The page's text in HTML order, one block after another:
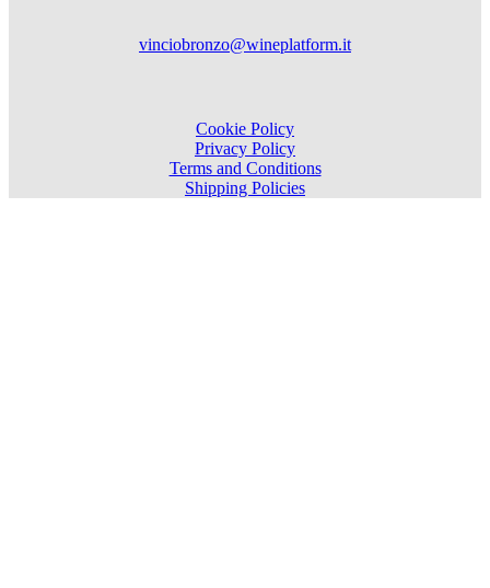
vinciobronzo@wineplatform.it
Cookie Policy
Privacy Policy
Terms and Conditions
Shipping Policies